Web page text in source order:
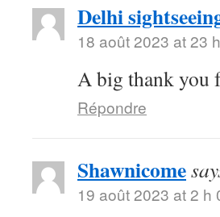
Delhi
18 août 2023 at 23
A big thank you
Répondre
Shawnicome
19 août 2023 at 2 h